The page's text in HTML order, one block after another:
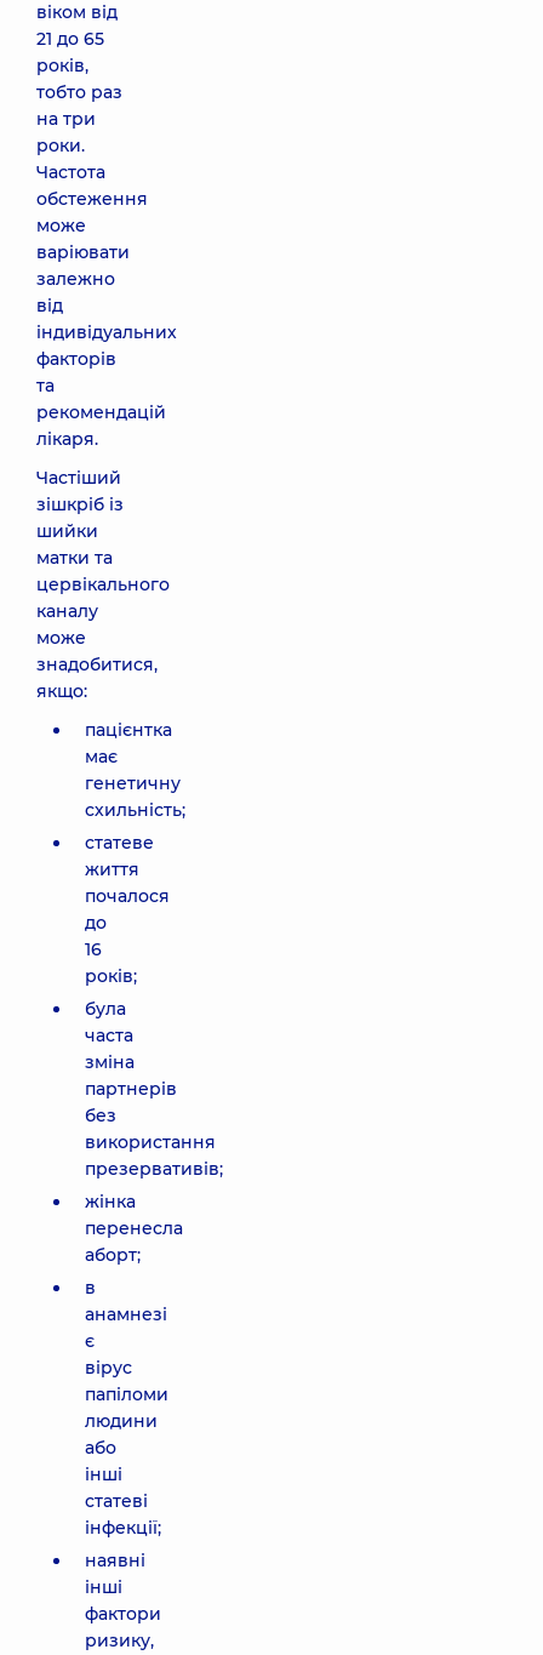
віком від
21 до 65
років,
тобто раз
на три
роки.
Частота
обстеження
може
варіювати
залежно
від
індивідуальних
факторів
та
рекомендацій
лікаря.
Частіший
зішкріб із
шийки
матки та
цервікального
каналу
може
знадобитися,
якщо:
пацієнтка
має
генетичну
схильність;
статеве
життя
почалося
до
16
років;
була
часта
зміна
партнерів
без
використання
презервативів;
жінка
перенесла
аборт;
в
анамнезі
є
вірус
папіломи
людини
або
інші
статеві
інфекції;
наявні
інші
фактори
ризику,